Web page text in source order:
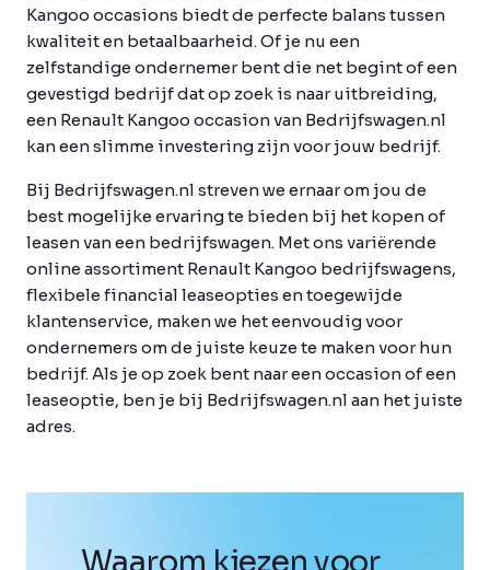
Kangoo occasions biedt de perfecte balans tussen
kwaliteit en betaalbaarheid. Of je nu een
zelfstandige ondernemer bent die net begint of een
gevestigd bedrijf dat op zoek is naar uitbreiding,
een Renault Kangoo occasion van Bedrijfswagen.nl
kan een slimme investering zijn voor jouw bedrijf.
Bij Bedrijfswagen.nl streven we ernaar om jou de
best mogelijke ervaring te bieden bij het kopen of
leasen van een bedrijfswagen. Met ons variërende
online assortiment Renault Kangoo bedrijfswagens,
flexibele financial leaseopties en toegewijde
klantenservice, maken we het eenvoudig voor
ondernemers om de juiste keuze te maken voor hun
bedrijf. Als je op zoek bent naar een occasion of een
leaseoptie, ben je bij Bedrijfswagen.nl aan het juiste
adres.
Waarom kiezen voor